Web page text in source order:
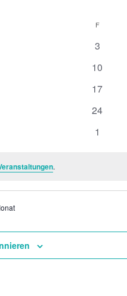
FFREITAG
0
3
0
10
0
17
0
24
0
1
.